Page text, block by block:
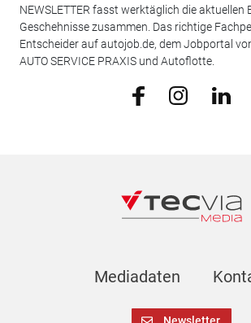
NEWSLETTER fasst werktäglich die aktuellen
Geschehnisse zusammen. Das richtige
Entscheider auf autojob.de, dem Jobportal
AUTO SERVICE PRAXIS und Autoflotte.
Mediadaten